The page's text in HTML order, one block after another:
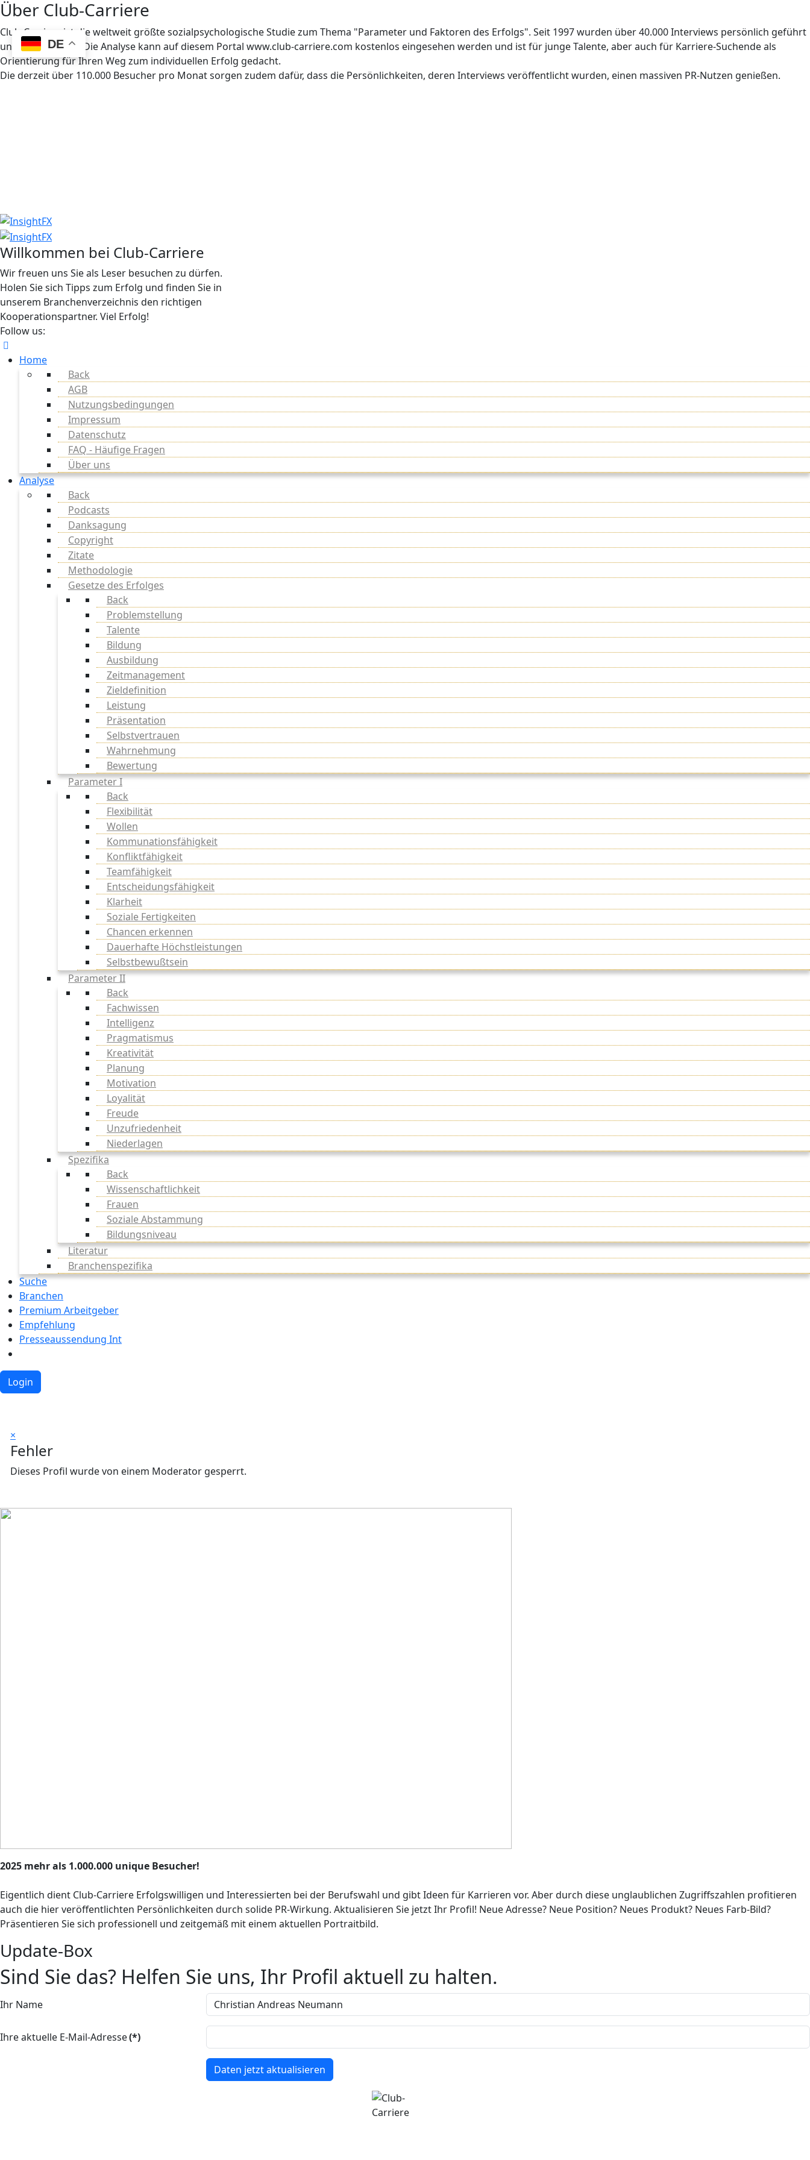
DE
Über Club-Carriere
Club-Carriere ist die weltweit größte sozialpsychologische Studie zum Thema "Parameter und Faktoren des Erfolgs". Seit 1997 wurden über 40.000 Interviews persönlich geführt
und ausgewertet. Die Analyse kann auf diesem Portal www.club-carriere.com kostenlos eingesehen werden und ist für junge Talente, aber auch für Karriere-Suchende als
Orientierung für Ihren Weg zum individuellen Erfolg gedacht.
Die derzeit über 110.000 Besucher pro Monat sorgen zudem dafür, dass die Persönlichkeiten, deren Interviews veröffentlicht wurden, einen massiven PR-Nutzen genießen.
Willkommen bei Club-Carriere
Wir freuen uns Sie als Leser besuchen zu dürfen.
Holen Sie sich Tipps zum Erfolg und finden Sie in
unserem Branchenverzeichnis den richtigen
Kooperationspartner. Viel Erfolg!
Follow us:
Home
Back
AGB
Nutzungsbedingungen
Impressum
Datenschutz
FAQ - Häufige Fragen
Über uns
Analyse
Back
Podcasts
Danksagung
Copyright
Zitate
Methodologie
Gesetze des Erfolges
Back
Problemstellung
Talente
Bildung
Ausbildung
Zeitmanagement
Zieldefinition
Leistung
Präsentation
Selbstvertrauen
Wahrnehmung
Bewertung
Parameter I
Back
Flexibilität
Wollen
Kommunationsfähigkeit
Konfliktfähigkeit
Teamfähigkeit
Entscheidungsfähigkeit
Klarheit
Soziale Fertigkeiten
Chancen erkennen
Dauerhafte Höchstleistungen
Selbstbewußtsein
Parameter II
Back
Fachwissen
Intelligenz
Pragmatismus
Kreativität
Planung
Motivation
Loyalität
Freude
Unzufriedenheit
Niederlagen
Spezifika
Back
Wissenschaftlichkeit
Frauen
Soziale Abstammung
Bildungsniveau
Literatur
Branchenspezifika
Suche
Branchen
Premium Arbeitgeber
Empfehlung
Presseaussendung Int
Login
×
Fehler
Dieses Profil wurde von einem Moderator gesperrt.
2025 mehr als 1.000.000 unique Besucher!
Eigentlich dient Club-Carriere Erfolgswilligen und Interessierten bei der Berufswahl und gibt Ideen für Karrieren vor. Aber durch diese unglaublichen Zugriffszahlen profitieren
auch die hier veröffentlichten Persönlichkeiten durch solide PR-Wirkung. Aktualisieren Sie jetzt Ihr Profil! Neue Adresse? Neue Position? Neues Produkt? Neues Farb-Bild?
Präsentieren Sie sich professionell und zeitgemäß mit einem aktuellen Portraitbild.
Update-Box
Sind Sie das? Helfen Sie uns, Ihr Profil aktuell zu halten.
Ihr Name
Ihre aktuelle E-Mail-Adresse(*)
Daten jetzt aktualisieren